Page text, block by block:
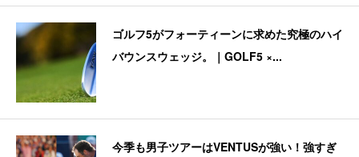
ゴルフ5がフォーティーンに求めた究極のハイ
バウンスウェッジ。｜GOLF5 ×...
今季も男子ツアーはVENTUSが強い！強すぎ